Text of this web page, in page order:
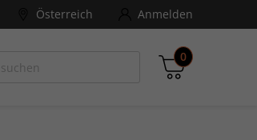
Österreich Anmelden
0